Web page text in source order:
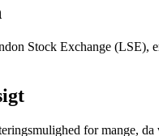
Stock Exchange
for mange,